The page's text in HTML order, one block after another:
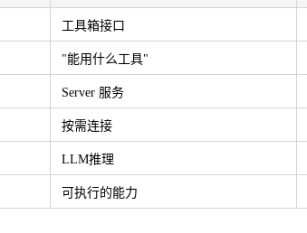
工具箱接口
"能用什么工具"
Server 服务
按需连接
LLM推理
可执行的能力